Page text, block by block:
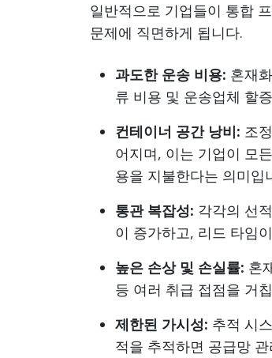
일반적으로 기업들이 통합
문제에 직면하게 됩니다.
과도한 운송 비용: 혼재
류 비용 및 운송업체 할
컨테이너 공간 낭비: 조
어지며, 이는 기업이 모
용을 지불한다는 의미입
통관 복잡성: 각각의 선
이 증가하고, 리드 타임
높은 손상 및 손실률: 혼
등 여러 취급 접점을 거
제한된 가시성: 추적 시
적을 추적하면 공급망